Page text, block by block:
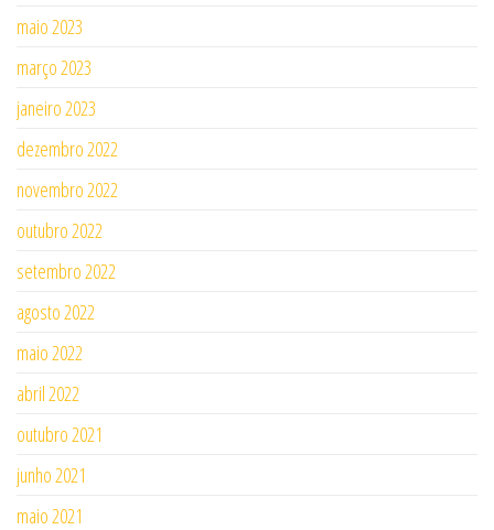
maio 2023
março 2023
janeiro 2023
dezembro 2022
novembro 2022
outubro 2022
setembro 2022
agosto 2022
maio 2022
abril 2022
outubro 2021
junho 2021
maio 2021